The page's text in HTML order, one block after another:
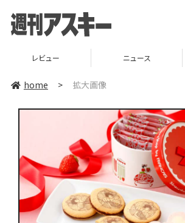
レビュー ニュース
home > 拡大画像